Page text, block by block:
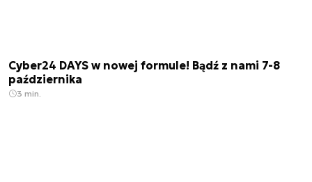
Cyber24 DAYS w nowej formule! Bądź z nami 7-8
października
3 min.